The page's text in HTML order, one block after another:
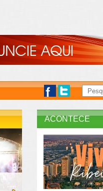
ACONTECE